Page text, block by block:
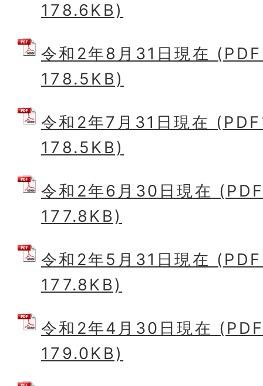
178.6KB)
令和2年8月31日現在
178.5KB)
令和2年7月31日現在
178.5KB)
令和2年6月30日現在
177.8KB)
令和2年5月31日現在
177.8KB)
令和2年4月30日現在
179.0KB)